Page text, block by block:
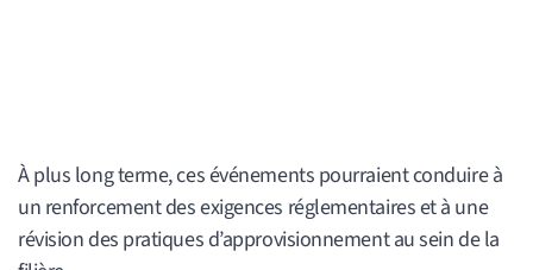
À plus long terme, ces événements pourraient conduire à
un renforcement des exigences réglementaires et à une
révision des pratiques d’approvisionnement au sein de la